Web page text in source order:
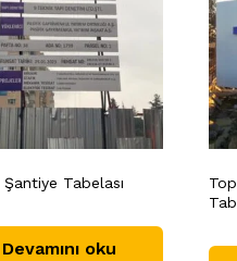
Tabelası
Devamını oku